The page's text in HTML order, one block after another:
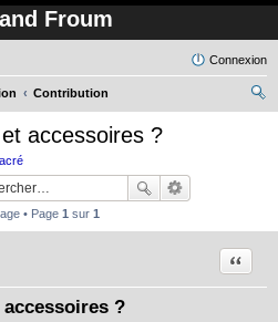
Froum
Connexion
Contribution
accessoires ?
• Page 1 sur 1
?
Citation